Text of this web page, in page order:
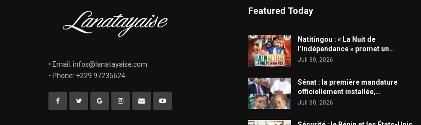
• Email: infos@lanatayaise.com
• Phone: +229 97235624
Featured Today
​Natitingou : « La Nuit de
l’Indépendance » promet un…
Juil 30, 2026
Sénat : la première mandature
officiellement installée,…
Juil 30, 2026